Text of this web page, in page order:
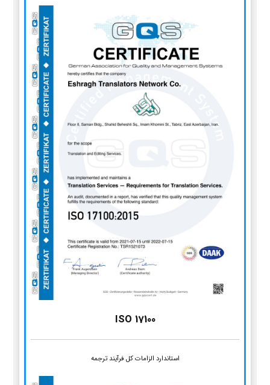
ISO 17100
استاندارد الزامات کل فرآیند ترجمه